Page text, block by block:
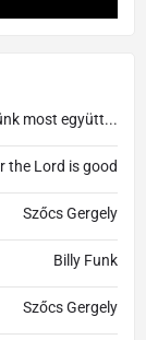
most együtt...
the Lord is good
Szőcs Gergely
Billy Funk
Szőcs Gergely